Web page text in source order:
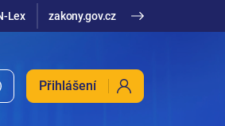
Lex zakony.gov.cz
Přihlášení